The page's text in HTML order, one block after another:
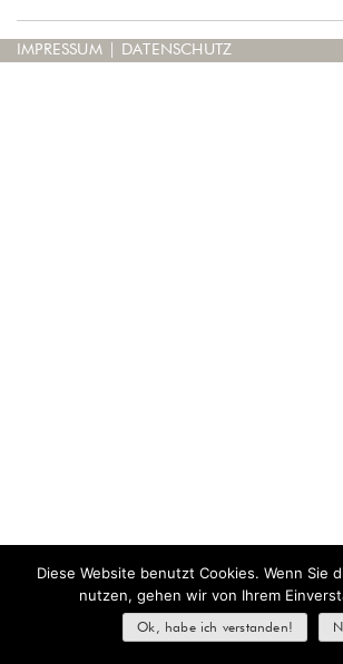
IMPRESSUM DATENSCHUTZ
Diese Website benutzt Cookies. Wenn Sie
nutzen, gehen wir von Ihrem
Ok, habe ich verstanden!